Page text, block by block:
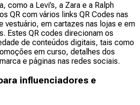
como a Levi’s, a Zara e a Ralph
QR com vários links QR Codes nas
vestuário, em cartazes nas lojas e em
Estes QR codes direcionam os
de conteúdos digitais, tais como
em curso, detalhes dos
e páginas nas redes sociais.
influenciadores e